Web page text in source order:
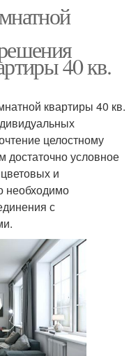
40 кв.
квартиры 40 кв.
целостному
условное
и
необходимо
с